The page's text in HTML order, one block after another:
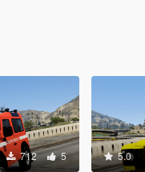
712 5 5.0